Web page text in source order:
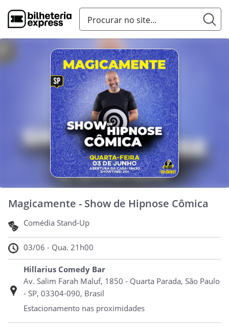
Magicamente - Show de Hipnose Cômica
Comédia Stand-Up
03/06 - Qua. 21h00
Hillarius Comedy Bar
Av. Salim Farah Maluf, 1850 - Quarta Parada, São Paulo
- SP, 03304-090, Brasil
Estacionamento nas proximidades